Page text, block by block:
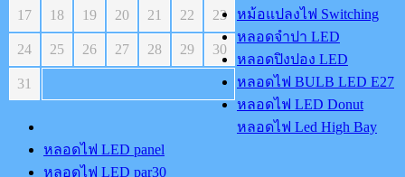
17 18 19 20 21 22 23
24 25 26 27 28 29 30
31
หม้อแปลงไฟ Switching
หลอดจำปา LED
หลอดปิงปอง LED
หลอดไฟ BULB LED E27
หลอดไฟ LED Donut
หลอดไฟ Led High Bay
หลอดไฟ LED panel
หลอดไฟ LED par30